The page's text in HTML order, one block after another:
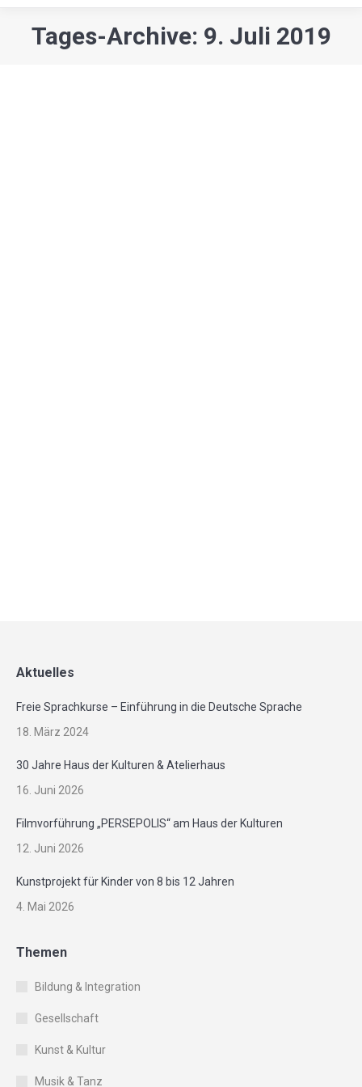
Tages-Archive: 9. Juli 2019
Sie befinden sich hier:
Aktuelles
Freie Sprachkurse – Einführung in die Deutsche Sprache
18. März 2024
30 Jahre Haus der Kulturen & Atelierhaus
16. Juni 2026
Filmvorführung „PERSEPOLIS“ am Haus der Kulturen
12. Juni 2026
Kunstprojekt für Kinder von 8 bis 12 Jahren
4. Mai 2026
Themen
Bildung & Integration
Gesellschaft
Kunst & Kultur
Musik & Tanz